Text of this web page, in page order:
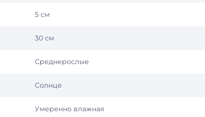
5 см
30 см
Среднерослые
Солнце
Умеренно влажная